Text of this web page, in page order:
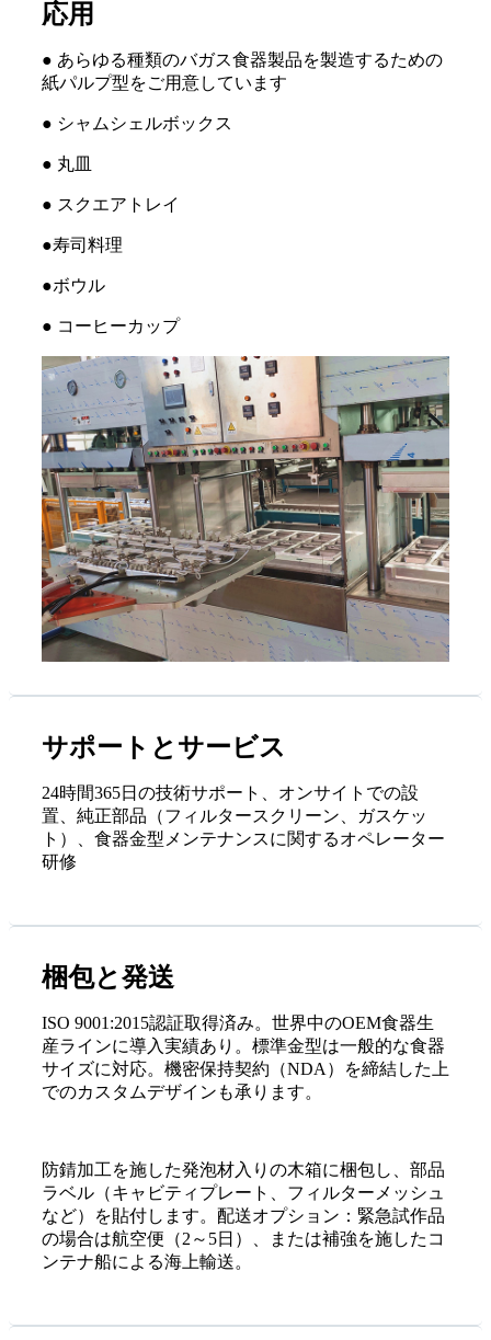
応用
● あらゆる種類のバガス食器製品を製造するための
紙パルプ型をご用意しています
● シャムシェルボックス
● 丸皿
● スクエアトレイ
●寿司料理
●ボウル
● コーヒーカップ
サポートとサービス
24時間365日の技術サポート、オンサイトでの設
置、純正部品（フィルタースクリーン、ガスケッ
ト）、食器金型メンテナンスに関するオペレーター
研修
梱包と発送
ISO 9001:2015認証取得済み。世界中のOEM食器生
産ラインに導入実績あり。標準金型は一般的な食器
サイズに対応。機密保持契約（NDA）を締結した上
でのカスタムデザインも承ります。
防錆加工を施した発泡材入りの木箱に梱包し、部品
ラベル（キャビティプレート、フィルターメッシュ
など）を貼付します。配送オプション：緊急試作品
の場合は航空便（2～5日）、または補強を施したコ
ンテナ船による海上輸送。